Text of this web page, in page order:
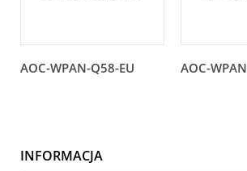
AOC-WPAN-Q58-EU AOC-
INFORMACJA